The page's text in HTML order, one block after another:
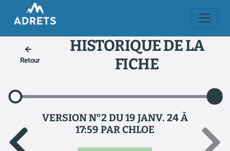
Retour
HISTORIQUE DE LA
FICHE
VERSION N°2 DU 19 JANV. 24 À
17:59 PAR CHLOE